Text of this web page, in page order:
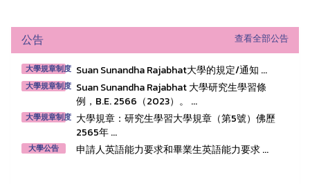
公告 查看全部公告
大學規章制度 Suan Sunandha Rajabhat大學的規定/通知 ...
大學規章制度 Suan Sunandha Rajabhat 大學研究生學習條
例，B.E. 2566（2023）。 ...
大學規章制度 大學規章：研究生學習大學規章（第5號）佛歷
2565年 ...
大學公告 申請人英語能力要求和畢業生英語能力要求 ...